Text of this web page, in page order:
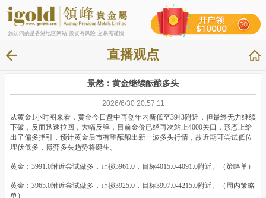
您访问的是香港地区网站 投资有风险 交易需谨慎
直播观点
景然：黄金继续酝酿多头
2026/6/30 20:57:11
从黄金1小时图来看，黄金今日盘中再创年内新低至3943附近，但最终无力继续
下破，反而迅速拉回，大幅反弹，目前金价已经再次站上4000关口，形态上给
出了偏多指引，预计黄金后市有望酝酿出新一波多头行情，故近期可尝试低位
埋伏低多，博弈多头趋势将诞生。
黄金：3991.0附近尝试做多，止损3961.0，目标4015.0-4091.0附近。（策略单）
黄金：3965.0附近尝试做多，止损3925.0，目标3997.0-4215.0附近。（周内策略
单）